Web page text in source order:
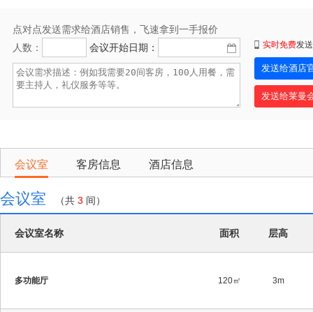
点对点发送需求给酒店销售，飞速拿到一手报价
人数：
会议开始日期： 实时免费发
会议室 客房信息 酒店信息
会议室 （共 3 间）
会议室名称 面积 层高
多功能厅 120㎡ 3m